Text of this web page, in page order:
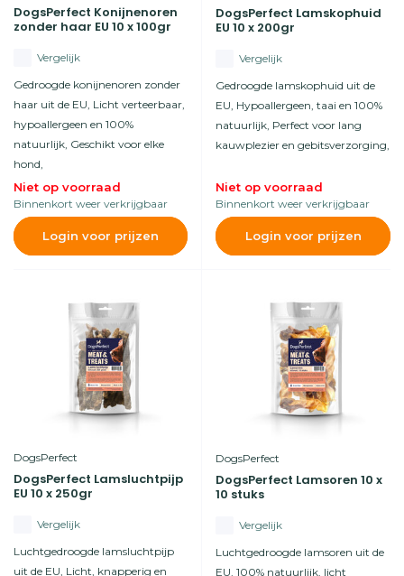
DogsPerfect Konijnenoren
zonder haar EU 10 x 100gr
Vergelijk
Gedroogde konijnenoren zonder
haar uit de EU, Licht verteerbaar,
hypoallergeen en 100%
natuurlijk, Geschikt voor elke
hond,
Niet op voorraad
Binnenkort weer verkrijgbaar
Login voor prijzen
DogsPerfect Lamskophuid
EU 10 x 200gr
Vergelijk
Gedroogde lamskophuid uit de
EU, Hypoallergeen, taai en 100%
natuurlijk, Perfect voor lang
kauwplezier en gebitsverzorging,
Niet op voorraad
Binnenkort weer verkrijgbaar
Login voor prijzen
DogsPerfect
DogsPerfect Lamsluchtpijp
EU 10 x 250gr
Vergelijk
Luchtgedroogde lamsluchtpijp
uit de EU, Licht, knapperig en
DogsPerfect
DogsPerfect Lamsoren 10 x
10 stuks
Vergelijk
Luchtgedroogde lamsoren uit de
EU, 100% natuurlijk, licht